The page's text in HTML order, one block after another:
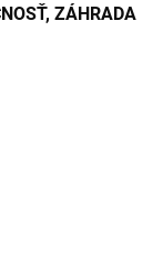
ZÁHRADA